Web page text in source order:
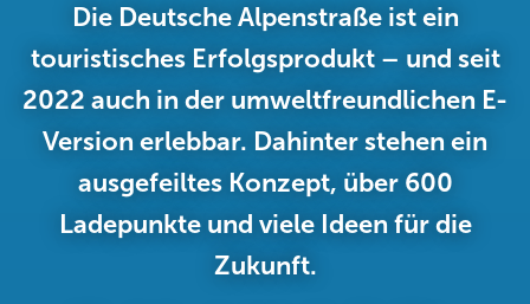
Die Deutsche Alpenstraße ist ein
touristisches Erfolgsprodukt – und seit
2022 auch in der umweltfreundlichen E-
Version erlebbar. Dahinter stehen ein
ausgefeiltes Konzept, über 600
Ladepunkte und viele Ideen für die
Zukunft.